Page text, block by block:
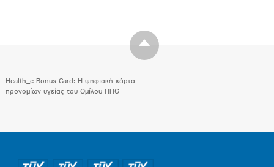
Health_e Bonus Card: H ψηφιακή κάρτα
προνομίων υγείας του Ομίλου HHG